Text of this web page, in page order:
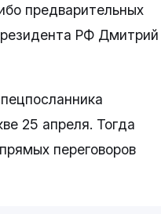
предварительных
РФ Дмитрий
25 апреля. Тогда
переговоров